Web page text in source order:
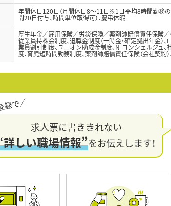
年間休日120日（月間休日8～11日※1日平均8時間勤務の
間20日付与、時間単位取得可）、慶弔休暇
厚生年金／雇用保険／労災保険／薬剤師賠償責任保険
従業員持株会制度、退職金制度（一時金・確定拠出年金）、
業員割引制度、ユニオン助成金制度、N-コンシェルジュ、
度、育児短時間勤務制度、薬剤師賠償責任保険（会社契約
求人票に書ききれない
詳しい職場情報”をお伝えします！